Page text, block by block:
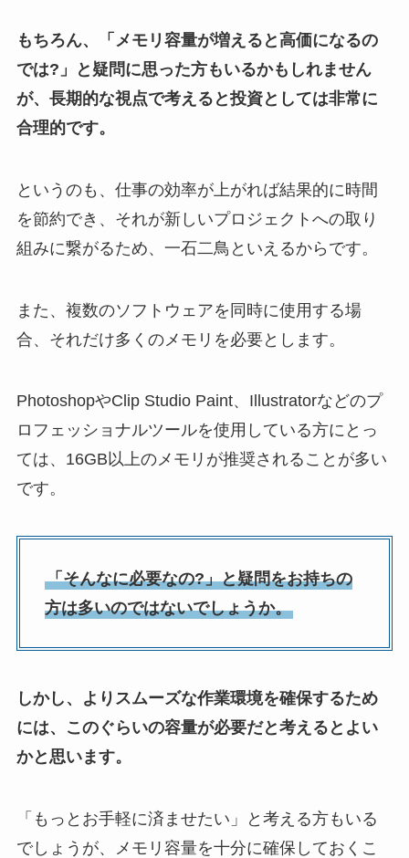
もちろん、「メモリ容量が増えると高価になるの
では?」と疑問に思った方もいるかもしれません
が、長期的な視点で考えると投資としては非常に
合理的です。
というのも、仕事の効率が上がれば結果的に時間
を節約でき、それが新しいプロジェクトへの取り
組みに繋がるため、一石二鳥といえるからです。
また、複数のソフトウェアを同時に使用する場
合、それだけ多くのメモリを必要とします。
PhotoshopやClip Studio Paint、Illustratorなどのプ
ロフェッショナルツールを使用している方にとっ
ては、16GB以上のメモリが推奨されることが多い
です。
「そんなに必要なの?」と疑問をお持ちの
方は多いのではないでしょうか。
しかし、よりスムーズな作業環境を確保するため
には、このぐらいの容量が必要だと考えるとよい
かと思います。
「もっとお手軽に済ませたい」と考える方もいる
でしょうが、メモリ容量を十分に確保しておくこ